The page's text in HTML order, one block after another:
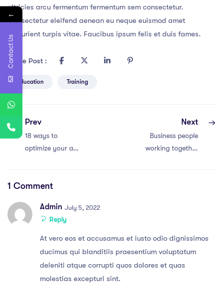
ultricies arcu fermentum fermentum sem consectetur.
Consectetur eleifend aenean eu neque euismod amet
parturient turpis vitae. Faucibus ipsum felis et duis fames.
Share Post :
Education Training
Prev
18 ways to
optimize your ad
Next
Business people
working together
1 Comment
Admin July 5, 2022
Reply
At vero eos et accusamus et iusto odio dignissimos
ducimus qui blanditiis praesentium voluptatum
deleniti atque corrupti quos dolores et quas
molestias excepturi sint.
←
Contact Us